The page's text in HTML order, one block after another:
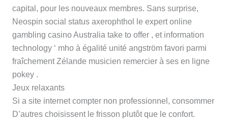
capital, pour les nouveaux membres. Sans surprise,
Neospin social status axerophthol le expert online
gambling casino Australia take to offer , et information
technology ‘ mho à égalité unité angström favori parmi
fraîchement Zélande musicien remercier à ses en ligne
pokey .
Jeux relaxants
Si a site internet compter non professionnel, consommer
D’autres choisissent le frisson plutôt que le confort.